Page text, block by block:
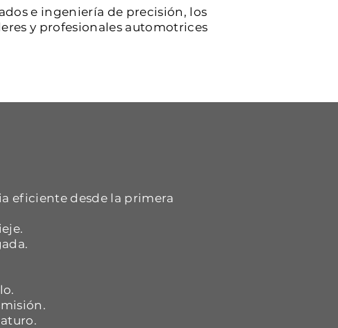
e ingeniería de precisión, los
y profesionales automotrices
eficiente desde la primera